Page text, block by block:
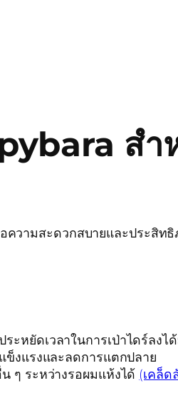
สำ
ความสะดวกสบายและประสิท
หยัดเวลาในการเป่าไดร์ลงไ
ข็งแรงและลดการแตกปลาย
ๆ ระหว่างรอผมแห้งได้ (เคล็ด